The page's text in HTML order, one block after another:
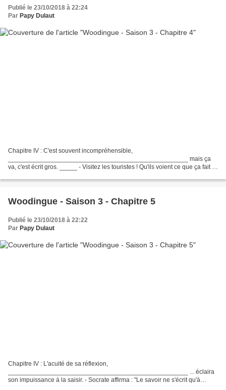
Publié le 23/10/2018 à 22:24
Par Papy Dulaut
Chapitre IV : C'est souvent incompréhensible,
___________________________________________________ mais ça
va, c'est écrit gros. _____ - Visitez les touristes ! Qu'ils voient ce que ça fait ! -
Woodingue - Saison 3 - Chapitre 5
Publié le 23/10/2018 à 22:22
Par Papy Dulaut
Chapitre IV : L'acuité de sa réflexion,
___________________________________________________ ... éclaira
son impuissance à la saisir. - Socrate affirma : "Le savoir ne s'écrit qu'à